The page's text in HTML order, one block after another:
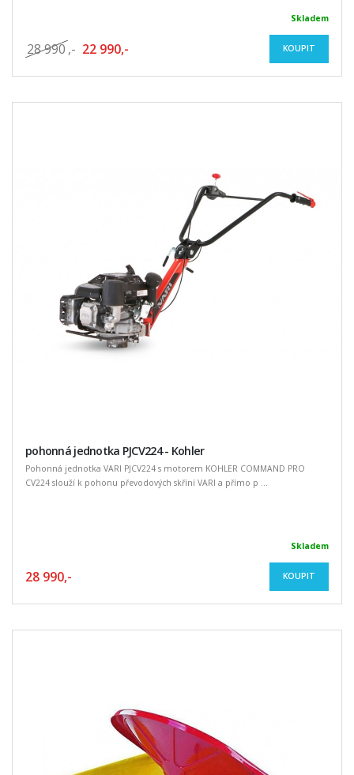
Skladem
28 990 ,- 22 990,- KOUPIT
pohonná jednotka PJCV224 - Kohler
Pohonná jednotka VARI PJCV224 s motorem KOHLER COMMAND PRO
CV224 slouží k pohonu převodových skříní VARI a přímo p ...
Skladem
28 990,- KOUPIT